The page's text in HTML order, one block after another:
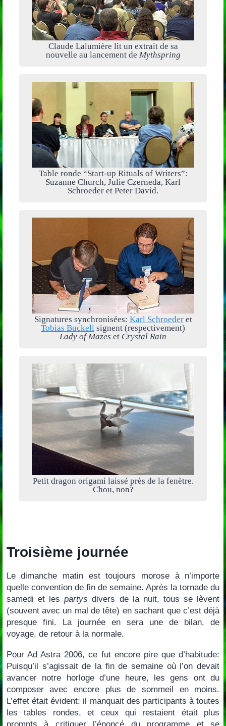
Claude Lalumière lit un extrait de sa
nouvelle au lancement de Mythspring
Table ronde “Start-up Rituals of Writers”:
Suzanne Church, Julie Czerneda, Karl
Schroeder et Peter David.
Signatures synchronisées: Karl Schroederet
Tobias Buckell signent (respectivement)
Lady of Mazes et Crystal Rain
Petit dragon origami laissé près de la fenètre.
Chou, non?
Troisième journée
Le dimanche matin est toujours morose à n’importe
quelle convention de fin de semaine. Après la tornade du
samedi et lespartys divers de la nuit, tous se lèvent
(souvent avec un mal de tête) en sachant que c’est déjà
presque fini. La journée en sera une de bilan, de
voyage, de retour à la normale.
Pour Ad Astra 2006, ce fut encore pire que d’habitude:
Puisqu’il s’agissait de la fin de semaine où l’on devait
avancer notre horloge d’une heure, les gens ont du
composer avec encore plus de sommeil en moins.
L’effet était évident: il manquait des participants à toutes
les tables rondes, et ceux qui restaient était plus